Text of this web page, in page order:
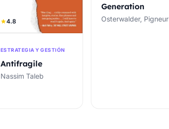
4.8
ESTRATEGIA Y GESTIÓN
Antifragile
Nassim Taleb
Generation
Osterwalder, Pigneur